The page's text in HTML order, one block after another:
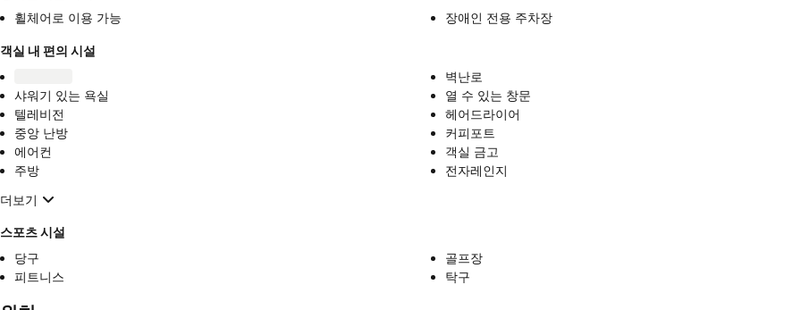
휠체어로 이용 가능
장애인 전용 주차장
객실 내 편의 시설
벽난로
샤워기 있는 욕실
열 수 있는 창문
텔레비전
헤어드라이어
중앙 난방
커피포트
에어컨
객실 금고
주방
전자레인지
더보기
스포츠 시설
당구
골프장
피트니스
탁구